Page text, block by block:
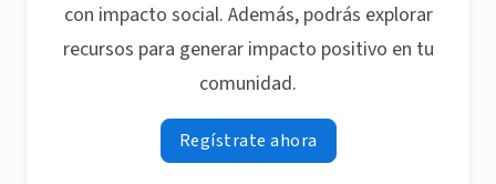
con impacto social. Además, podrás explorar
recursos para generar impacto positivo en tu
comunidad.
Regístrate ahora